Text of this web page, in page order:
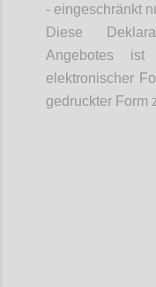
- eingeschränkt
Diese
Angebotes ist
elektronischer
gedruckter Form